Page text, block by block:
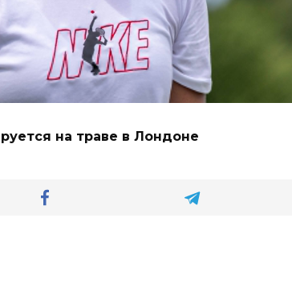
на траве в Лондоне